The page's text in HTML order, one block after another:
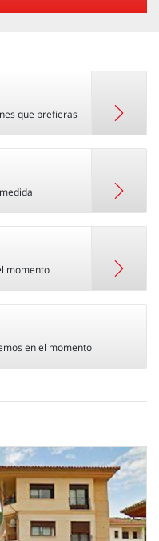
que prefieras
momento
en el momento